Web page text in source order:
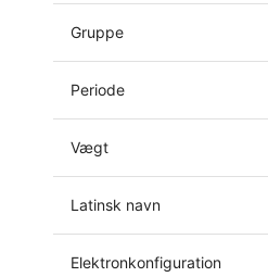
Gruppe
Periode
Vægt
Latinsk navn
Elektronkonfiguration